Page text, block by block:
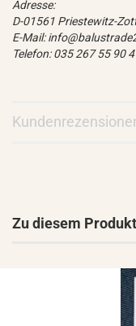
Adresse:
D-01561 Priestewitz-
E-Mail:
Telefon: 035 267 55 90
Zu diesem